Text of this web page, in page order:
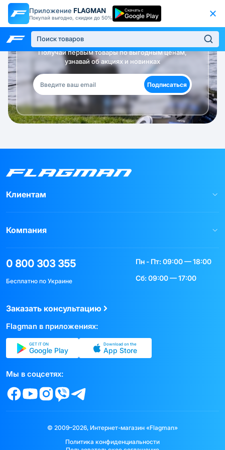
Приложение FLAGMAN
Покупай выгодно, скидки до 50%
Скачать с
Google Play
Будь в курсе!
Получай первым товары по выгодным ценам,
узнавай об акциях и новинках
Подписаться
Клиентам
Компания
0 800 303 355
Бесплатно по Украине
Пн - Пт: 09:00 — 18:00
Сб: 09:00 — 17:00
Заказать консультацию
Flagman в приложениях:
GET IT ON
Google Play
Download on the
App Store
Мы в соцсетях:
© 2009–2026, Интернет-магазин «Flagman»
Политика конфиденциальности